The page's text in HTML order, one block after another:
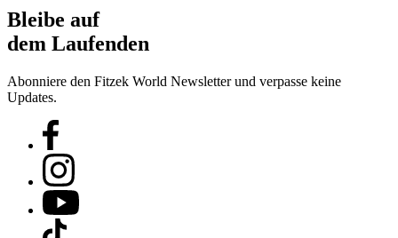
Bleibe auf
dem Laufenden
Abonniere den Fitzek World Newsletter und verpasse keine
Updates.